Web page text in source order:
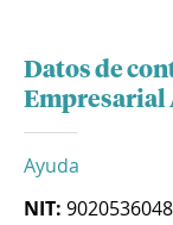
Datos de
Empresarial
Ayuda
NIT: 9020536048